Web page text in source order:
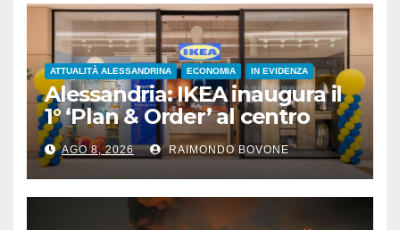
ATTUALITÀ ALESSANDRINA ECONOMIA IN EVIDENZA
Alessandria: IKEA inaugura il
1° ‘Plan & Order’ al centro
commerciale Panorama
AGO 8, 2026 RAIMONDO BOVONE